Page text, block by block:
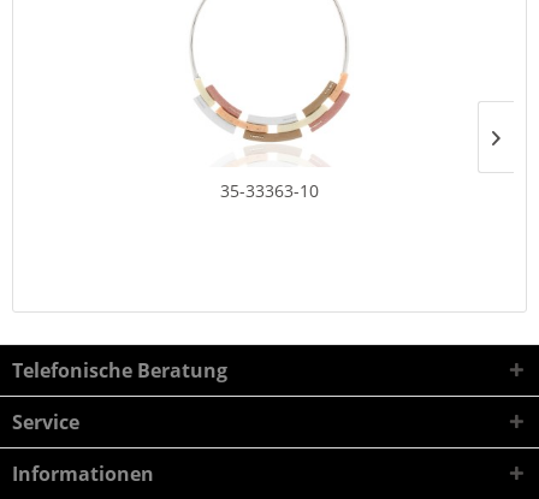
35-33363-10
Telefonische Beratung
Service
Informationen